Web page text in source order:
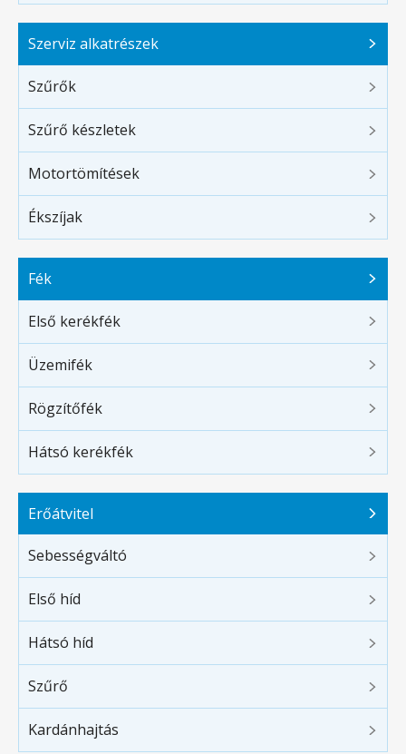
Szerviz alkatrészek
Szűrők
Szűrő készletek
Motortömítések
Ékszíjak
Fék
Első kerékfék
Üzemifék
Rögzítőfék
Hátsó kerékfék
Erőátvitel
Sebességváltó
Első híd
Hátsó híd
Szűrő
Kardánhajtás